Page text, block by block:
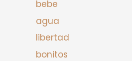
bebe
agua
libertad
bonitos